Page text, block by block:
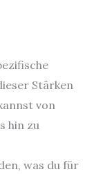
Stärken
von
hin zu
was du für